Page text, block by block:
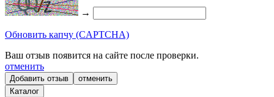
→
Обновить капчу (CAPTCHA)
Ваш отзыв появится на сайте после проверки.
отменить
отменить
Каталог